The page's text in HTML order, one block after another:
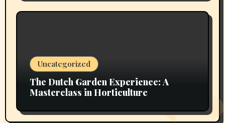
Uncategorized
The Dutch Garden Experience: A
Masterclass in Horticulture